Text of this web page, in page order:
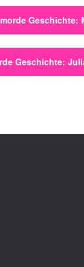
Geschichte:
Geschichte: